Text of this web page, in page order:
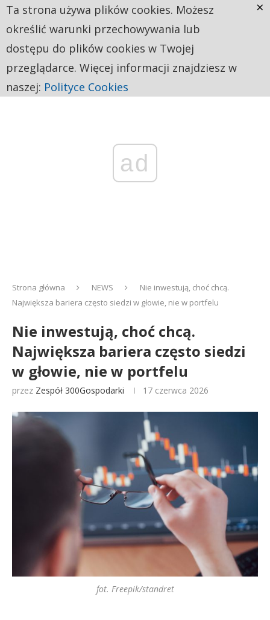
ad
Strona główna NEWS
Nie inwestują, choć chcą.
Największa bariera często siedzi w głowie, nie w portfelu
Nie inwestują, choć chcą.
Największa bariera często siedzi
w głowie, nie w portfelu
przez Zespół 300Gospodarki 17 czerwca 2026
fot. Freepik/standret
Ta strona używa plików cookies. Możesz
określić warunki przechowywania lub
dostępu do plików cookies w Twojej
przeglądarce. Więcej informacji znajdziesz w
naszej: Polityce Cookies
×